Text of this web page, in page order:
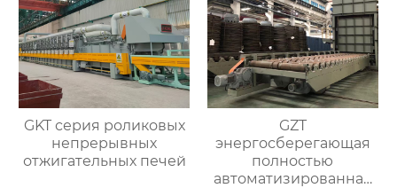
GKT серия роликовых
непрерывных
отжигательных печей
GZT
энергосберегающая
полностью
автоматизированная